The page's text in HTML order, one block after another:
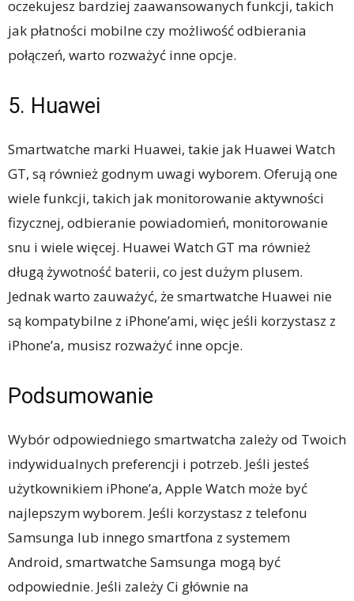
oczekujesz bardziej zaawansowanych funkcji, takich
jak płatności mobilne czy możliwość odbierania
połączeń, warto rozważyć inne opcje.
5. Huawei
Smartwatche marki Huawei, takie jak Huawei Watch
GT, są również godnym uwagi wyborem. Oferują one
wiele funkcji, takich jak monitorowanie aktywności
fizycznej, odbieranie powiadomień, monitorowanie
snu i wiele więcej. Huawei Watch GT ma również
długą żywotność baterii, co jest dużym plusem.
Jednak warto zauważyć, że smartwatche Huawei nie
są kompatybilne z iPhone’ami, więc jeśli korzystasz z
iPhone’a, musisz rozważyć inne opcje.
Podsumowanie
Wybór odpowiedniego smartwatcha zależy od Twoich
indywidualnych preferencji i potrzeb. Jeśli jesteś
użytkownikiem iPhone’a, Apple Watch może być
najlepszym wyborem. Jeśli korzystasz z telefonu
Samsunga lub innego smartfona z systemem
Android, smartwatche Samsunga mogą być
odpowiednie. Jeśli zależy Ci głównie na